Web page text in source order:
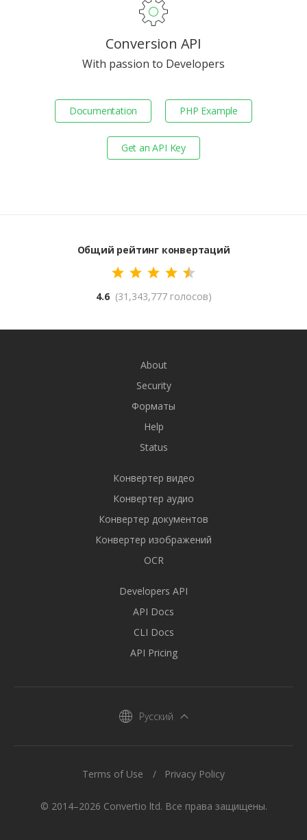
Conversion API
With passion to Developers
Documentation PHP Example
Get an API Key
Общий рейтинг конвертаций
4.6 (31,343,777 голосов)
About
Security
Форматы
Help
Status
Конвертер видео
Конвертер аудио
Конвертер документов
Конвертер изображений
OCR
Developers API
API Docs
CLI Docs
API Pricing
Русский
© 2014–2026 Convertio ltd. Все права защищены.
Terms of Use Privacy Policy